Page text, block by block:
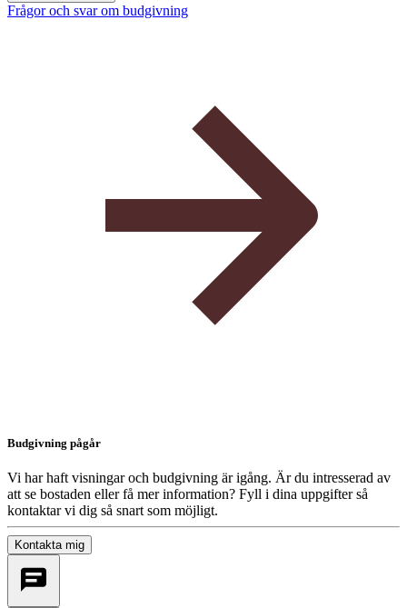
Frågor och svar om budgivning
Budgivning pågår
Vi har haft visningar och budgivning är igång. Är du intresserad av
att se bostaden eller få mer information? Fyll i dina uppgifter så
kontaktar vi dig så snart som möjligt.
Kontakta mig